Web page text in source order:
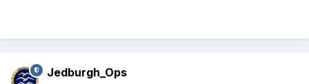
Jedburgh_Ops